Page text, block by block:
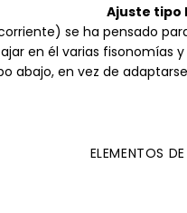
Ajuste tipo
se ha pensado
en él varias fisonomías y
abajo, en vez de
ELEMENTOS